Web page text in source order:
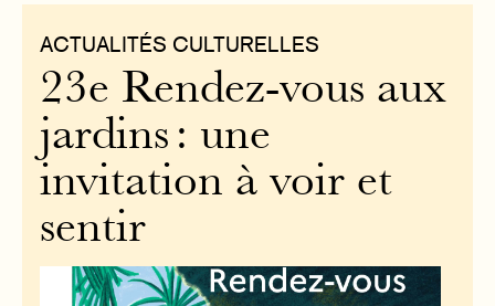
ACTUALITÉS CULTURELLES
23e Rendez-vous aux
jardins : une
invitation à voir et
sentir